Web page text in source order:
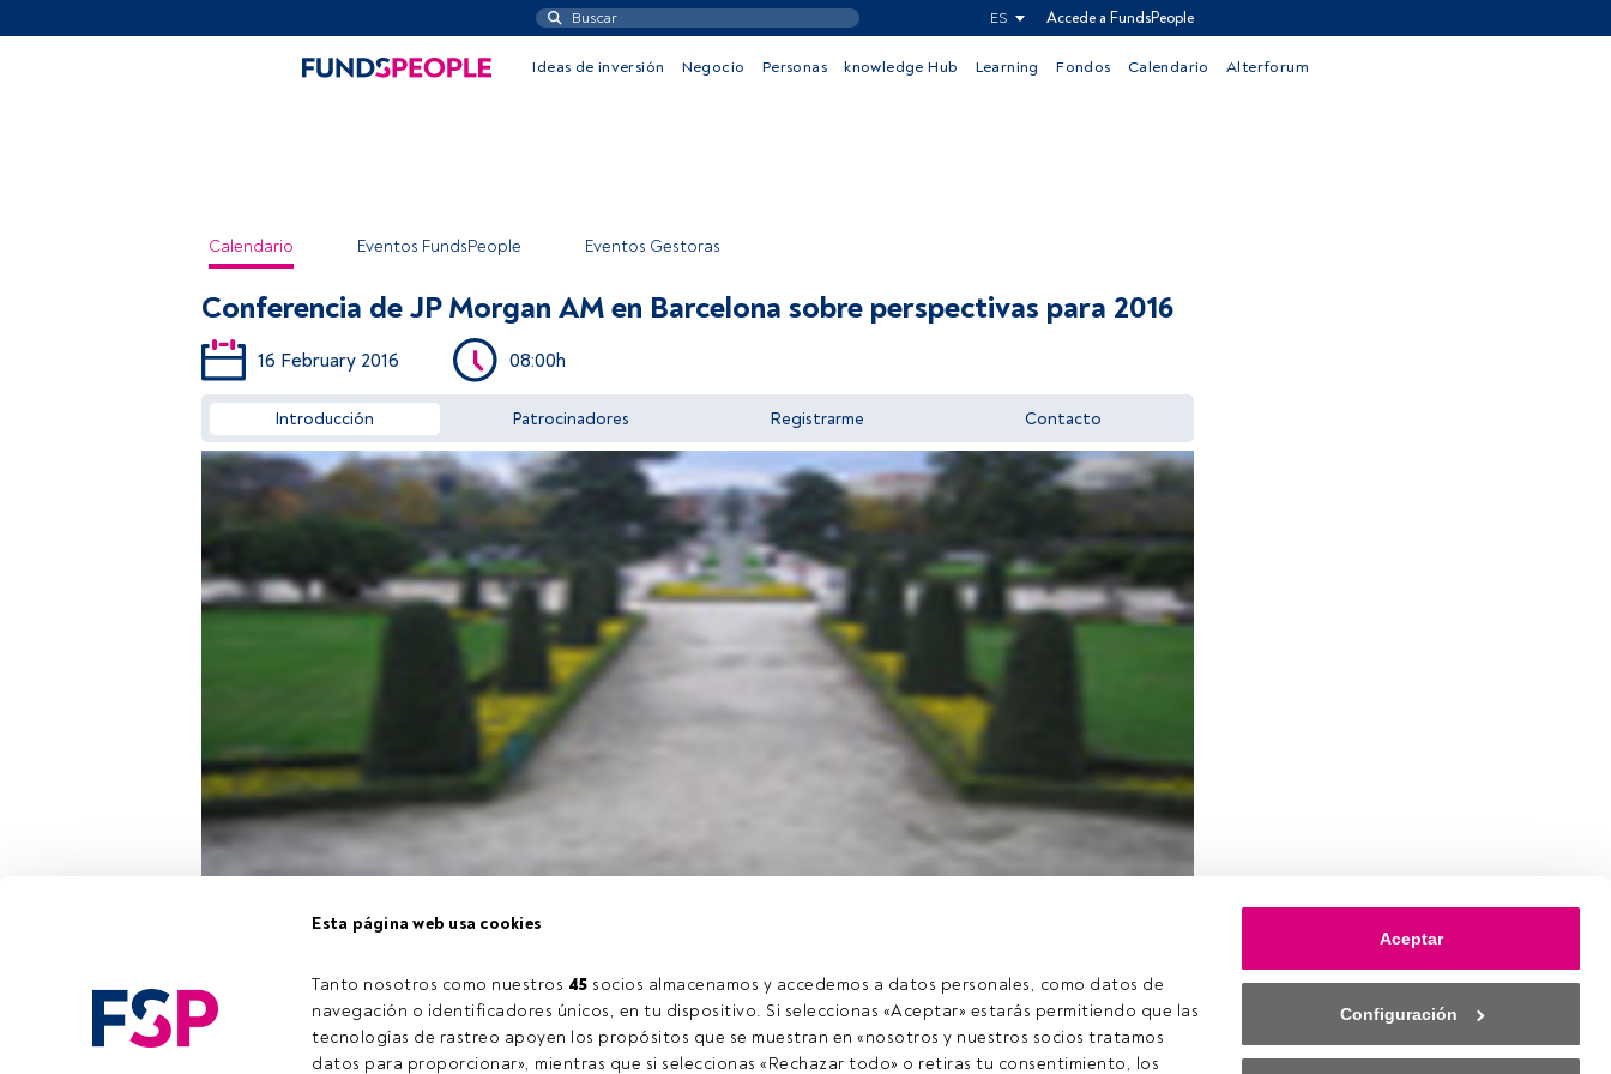
Esta página web usa cookies
Tanto nosotros como nuestros 45 socios almacenamos y accedemos a datos personales, como datos de
navegación o identificadores únicos, en tu dispositivo. Si seleccionas «Aceptar» estarás permitiendo que las
tecnologías de rastreo apoyen los propósitos que se muestran en «nosotros y nuestros socios tratamos
datos para proporcionar», mientras que si seleccionas «Rechazar todo» o retiras tu consentimiento, los
Aceptar
Configuración
ES Accede a FundsPeople
Ideas de inversión Negocio Personas knowledge Hub Learning Fondos Calendario Alterforum
Calendario Eventos FundsPeople Eventos Gestoras
Acceder a FundsPeople
Conferencia de JP Morgan AM en Barcelona sobre perspectivas para 2016
16 February 2016 08:00h
Introducción Patrocinadores Registrarme Contacto
JP Morgan AM, en colaboración con EFPA España
Este es un artículo exclusivo para los usuarios registrados de FundsPeople. Si ya estás
registrado, accede desde el botón Login. Si aún no tienes cuenta, te invitamos a